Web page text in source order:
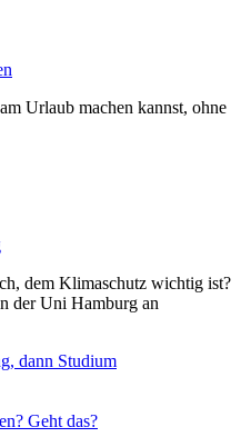
Urlaub machen kannst, ohne
dem Klimaschutz wichtig ist?
der Uni Hamburg an
Geht das?